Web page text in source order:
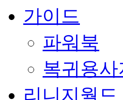
가이드
파워북
복귀용사
리니지월드